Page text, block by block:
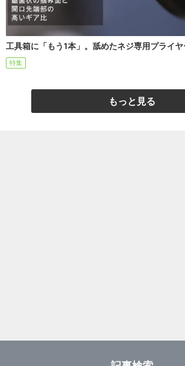
工具箱に「もう1本」。舐めたネジ専用プライ
特集
もっと見る